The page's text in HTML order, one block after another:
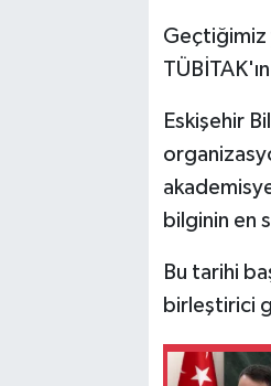
Geçtiğimiz
Eskişehir
bilginin en
Bu tarihi
birleştirici